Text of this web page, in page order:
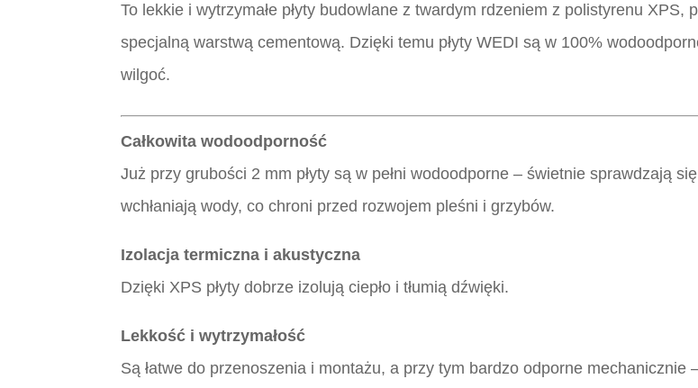
To lekkie i wytrzymałe płyty budowlane z twardym rdzeniem z polistyrenu XPS,
specjalną warstwą cementową. Dzięki temu płyty WEDI są w 100%
wilgoć.
Całkowita wodoodporność
Już przy grubości 2 mm płyty są w pełni wodoodporne – świetnie sprawdzają
wchłaniają wody, co chroni przed rozwojem pleśni i grzybów.
Izolacja termiczna i akustyczna
Dzięki XPS płyty dobrze izolują ciepło i tłumią dźwięki.
Lekkość i wytrzymałość
Są łatwe do przenoszenia i montażu, a przy tym bardzo odporne